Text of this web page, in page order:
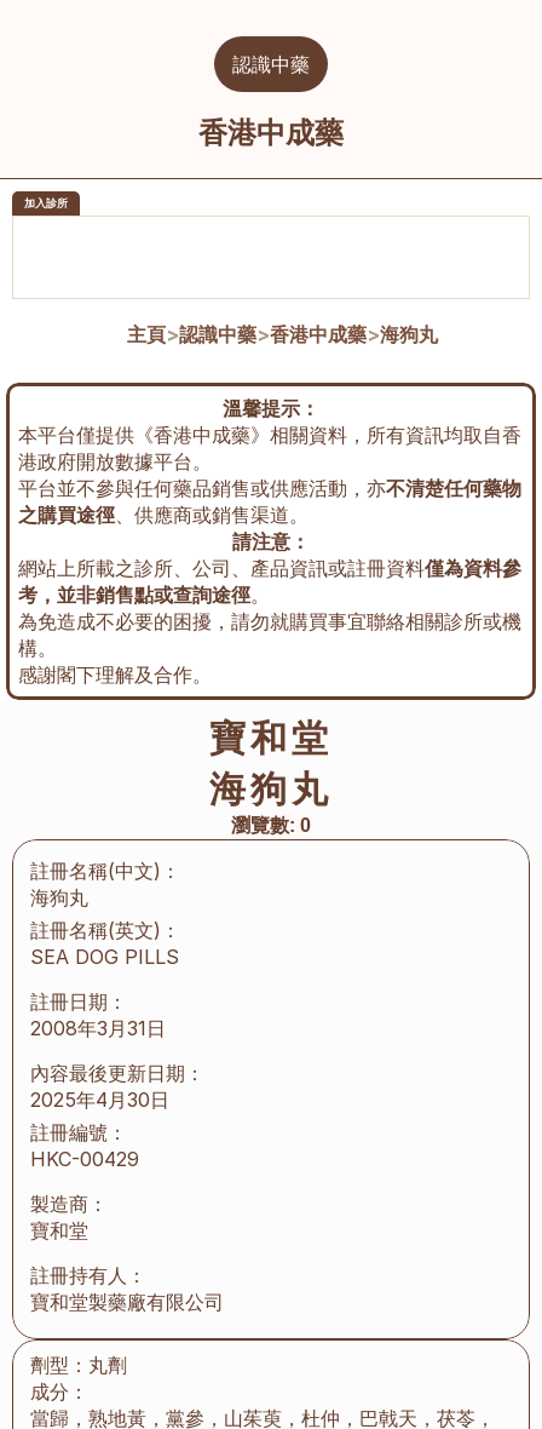
認識中藥
香港中成藥
加入診所
主頁>認識中藥>香港中成藥>海狗丸
溫馨提示：
本平台僅提供《香港中成藥》相關資料，所有資訊均取自香
港政府開放數據平台。
平台並不參與任何藥品銷售或供應活動，亦不清楚任何藥物
之購買途徑、供應商或銷售渠道。
請注意：
網站上所載之診所、公司、產品資訊或註冊資料僅為資料參
考，並非銷售點或查詢途徑。
為免造成不必要的困擾，請勿就購買事宜聯絡相關診所或機
構。
感謝閣下理解及合作。
寶和堂
海狗丸
瀏覽數: 0
註冊名稱(中文)：
海狗丸
註冊名稱(英文)：
SEA DOG PILLS
註冊日期：
2008年3月31日
內容最後更新日期：
2025年4月30日
註冊編號：
HKC-00429
製造商：
寶和堂
註冊持有人：
寶和堂製藥廠有限公司
劑型： 丸劑
成分：
當歸，熟地黃，黨參，山茱萸，杜仲，巴戟天，茯苓，